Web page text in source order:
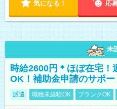
気になる！ 応
未
時給2600円＊ほぼ在宅！
OK！補助金申請のサポ
派遣 職種未経験OK ブランクOK